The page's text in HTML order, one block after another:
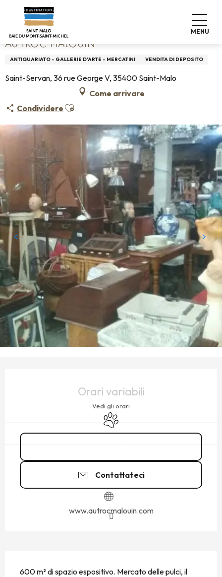
contenu
principal
MENU
Home Au Troc Malouin
AU TROC MALOUIN
ANTIQUARIATO - GALLERIE D'ARTE - MERCATINI VENDITA DI DEPOSITO
Saint-Servan, 36 rue George V, 35400 Saint-Malo
Come arrivare
Condividere Ajouter aux favoris
Orari variabili
Vedi gli orari
Animali ammessi
Contattateci
www.autrocmalouin.com
600 m² di spazio espositivo. Mercato delle pulci, il